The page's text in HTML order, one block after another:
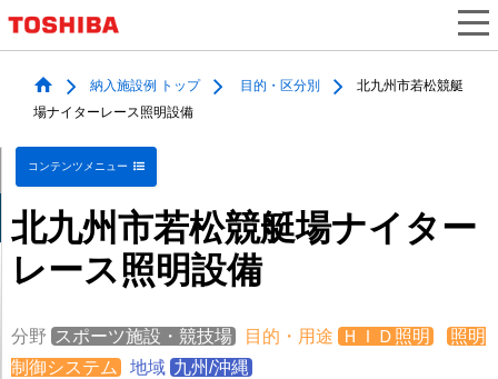
納入施設例 トップ 目的・区分別
北九州市若松競艇
場ナイターレース照明設備
コンテンツメニュー
北九州市若松競艇場ナイター
レース照明設備
分野 スポーツ施設・競技場 目的・用途 ＨＩＤ照明
照明
制御システム
地域 九州/沖縄